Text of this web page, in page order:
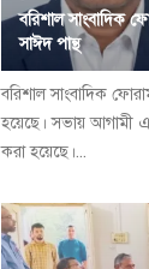
বরিশাল সাংবাদিক
সাঈদ পান্থ
বরিশাল সাংবাদিক
হয়েছে। সভায় আগামী
করা হয়েছে।...